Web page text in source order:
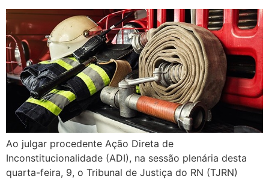
Ao julgar procedente Ação Direta de
Inconstitucionalidade (ADI), na sessão plenária desta
quarta-feira, 9, o Tribunal de Justiça do RN (TJRN)